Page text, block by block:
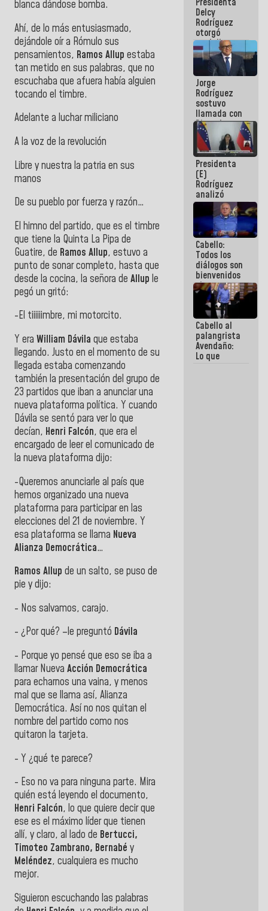
blanca dándose bomba.
Ahí, de lo más entusiasmado,
dejándole oír a Rómulo sus
pensamientos, Ramos Allup estaba
tan metido en sus palabras, que no
escuchaba que afuera había alguien
tocando el timbre.
Adelante a luchar miliciano
A la voz de la revolución
Libre y nuestra la patria en sus
manos
De su pueblo por fuerza y razón…
El himno del partido, que es el timbre
que tiene la Quinta La Pipa de
Guatire, de Ramos Allup, estuvo a
punto de sonar completo, hasta que
desde la cocina, la señora de Allup le
pegó un gritó:
-El tiiiiiimbre, mi motorcito.
Y era William Dávila que estaba
llegando. Justo en el momento de su
llegada estaba comenzando
también la presentación del grupo de
23 partidos que iban a anunciar una
nueva plataforma política. Y cuando
Dávila se sentó para ver lo que
decían, Henri Falcón, que era el
encargado de leer el comunicado de
la nueva plataforma dijo:
-Queremos anunciarle al país que
hemos organizado una nueva
plataforma para participar en las
elecciones del 21 de noviembre. Y
esa plataforma se llama Nueva
Alianza Democrática…
Ramos Allup de un salto, se puso de
pie y dijo:
- Nos salvamos, carajo.
- ¿Por qué? –le preguntó Dávila
- Porque yo pensé que eso se iba a
llamar Nueva Acción Democrática
para echarnos una vaina, y menos
mal que se llama así, Alianza
Democrática. Así no nos quitan el
nombre del partido como nos
quitaron la tarjeta.
- Y ¿qué te parece?
- Eso no va para ninguna parte. Mira
quién está leyendo el documento,
Henri Falcón, lo que quiere decir que
ese es el máximo líder que tienen
allí, y claro, al lado de Bertucci,
Timoteo Zambrano, Bernabé y
Meléndez, cualquiera es mucho
mejor.
Siguieron escuchando las palabras
abordar
planes de
acción
Delcy
Rodríguez
otorgó
medalla
"Héroe de
Venezuela"
a servidores
públicos
Jorge
Rodríguez
sostuvo
llamada con
Dinorah
Figuera y
acuerdan
primer
encuentro
presencial
para el
diálogo
Presidenta
(E)
Rodríguez
analizó
junto a
gobernadores
planes de
recuperación
del Sistema
Eléctrico
Nacional
Cabello:
Todos los
diálogos son
bienvenidos
siempre que
estén en el
marco de la
Constitución
de la
República
Cabello al
palangrista
Avendaño:
Lo que